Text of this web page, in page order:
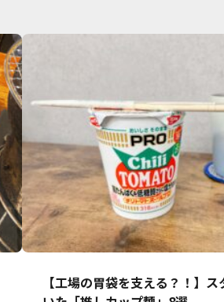
【工場の胃袋を支える？！】